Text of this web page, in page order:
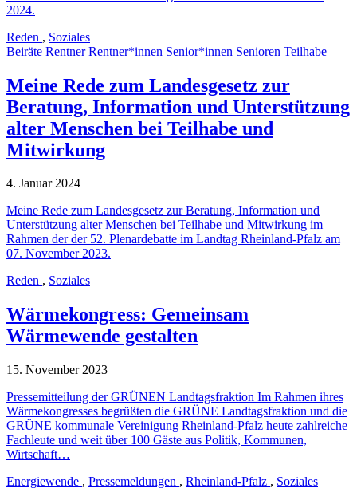
2024.
Reden , Soziales
Beiräte Rentner Rentner*innen Senior*innen Senioren Teilhabe
Meine Rede zum Landesgesetz zur
Beratung, Information und Unterstützung
alter Menschen bei Teilhabe und
Mitwirkung
4. Januar 2024
Meine Rede zum Landesgesetz zur Beratung, Information und
Unterstützung alter Menschen bei Teilhabe und Mitwirkung im
Rahmen der der 52. Plenardebatte im Landtag Rheinland-Pfalz am
07. November 2023.
Reden , Soziales
Wärmekongress: Gemeinsam
Wärmewende gestalten
15. November 2023
Pressemitteilung der GRÜNEN Landtagsfraktion Im Rahmen ihres
Wärmekongresses begrüßten die GRÜNE Landtagsfraktion und die
GRÜNE kommunale Vereinigung Rheinland-Pfalz heute zahlreiche
Fachleute und weit über 100 Gäste aus Politik, Kommunen,
Wirtschaft…
Energiewende , Pressemeldungen , Rheinland-Pfalz , Soziales